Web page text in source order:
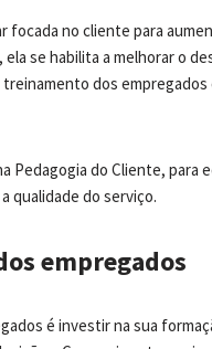
focada no cliente para
se habilita a melhorar o
treinamento dos empregados
Pedagogia do Cliente, para
qualidade do serviço.
empregados
é investir na sua